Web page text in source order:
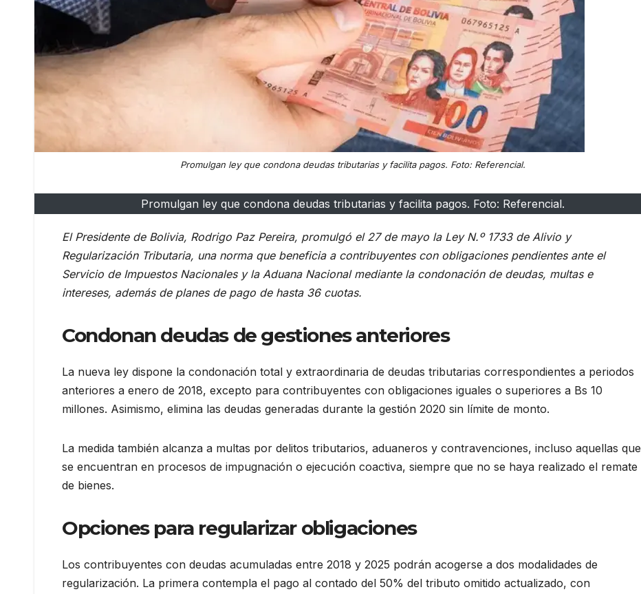
Promulgan ley que condona deudas tributarias y facilita pagos. Foto: Referencial.
Promulgan ley que condona deudas tributarias y facilita pagos. Foto: Referencial.
El Presidente de Bolivia, Rodrigo Paz Pereira, promulgó el 27 de mayo la Ley N.º 1733 de Alivio y
Regularización Tributaria, una norma que beneficia a contribuyentes con obligaciones pendientes ante el
Servicio de Impuestos Nacionales y la Aduana Nacional mediante la condonación de deudas, multas e
intereses, además de planes de pago de hasta 36 cuotas.
Condonan deudas de gestiones anteriores
La nueva ley dispone la condonación total y extraordinaria de deudas tributarias correspondientes a periodos
anteriores a enero de 2018, excepto para contribuyentes con obligaciones iguales o superiores a Bs 10
millones. Asimismo, elimina las deudas generadas durante la gestión 2020 sin límite de monto.
La medida también alcanza a multas por delitos tributarios, aduaneros y contravenciones, incluso aquellas que
se encuentran en procesos de impugnación o ejecución coactiva, siempre que no se haya realizado el remate
de bienes.
Opciones para regularizar obligaciones
Los contribuyentes con deudas acumuladas entre 2018 y 2025 podrán acogerse a dos modalidades de
regularización. La primera contempla el pago al contado del 50% del tributo omitido actualizado, con